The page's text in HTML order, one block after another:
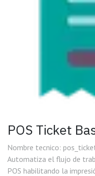
POS Ticket
Nombre tecnico:
Automatiza el flujo de
POS habilitando la